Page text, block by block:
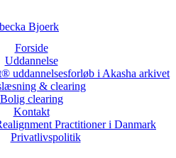
Forside
Uddannelse
uddannelsesforløb i Akasha arkivet
& clearing
Bolig clearing
Kontakt
Practitioner i Danmark
Privatlivspolitik